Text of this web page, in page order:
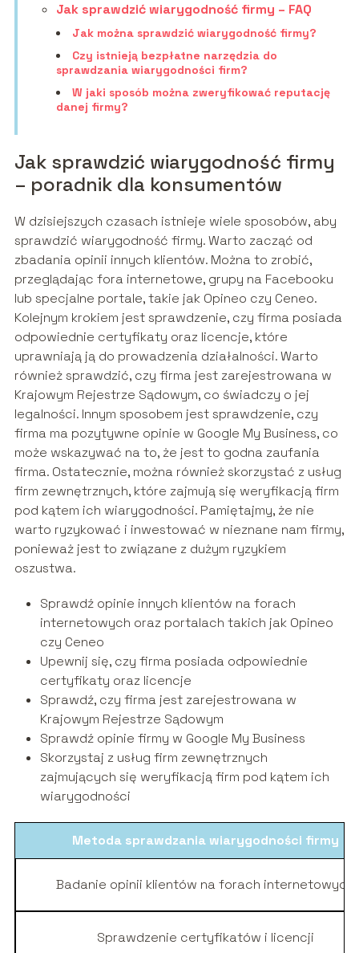
Jak sprawdzić wiarygodność firmy – FAQ
Jak można sprawdzić wiarygodność firmy?
Czy istnieją bezpłatne narzędzia do
sprawdzania wiarygodności firm?
W jaki sposób można zweryfikować reputację
danej firmy?
Jak sprawdzić wiarygodność firmy
– poradnik dla konsumentów
W dzisiejszych czasach istnieje wiele sposobów, aby
sprawdzić wiarygodność firmy. Warto zacząć od
zbadania opinii innych klientów. Można to zrobić,
przeglądając fora internetowe, grupy na Facebooku
lub specjalne portale, takie jak Opineo czy Ceneo.
Kolejnym krokiem jest sprawdzenie, czy firma posiada
odpowiednie certyfikaty oraz licencje, które
uprawniają ją do prowadzenia działalności. Warto
również sprawdzić, czy firma jest zarejestrowana w
Krajowym Rejestrze Sądowym, co świadczy o jej
legalności. Innym sposobem jest sprawdzenie, czy
firma ma pozytywne opinie w Google My Business, co
może wskazywać na to, że jest to godna zaufania
firma. Ostatecznie, można również skorzystać z usług
firm zewnętrznych, które zajmują się weryfikacją firm
pod kątem ich wiarygodności. Pamiętajmy, że nie
warto ryzykować i inwestować w nieznane nam firmy,
ponieważ jest to związane z dużym ryzykiem
oszustwa.
Sprawdź opinie innych klientów na forach
internetowych oraz portalach takich jak Opineo
czy Ceneo
Upewnij się, czy firma posiada odpowiednie
certyfikaty oraz licencje
Sprawdź, czy firma jest zarejestrowana w
Krajowym Rejestrze Sądowym
Sprawdź opinie firmy w Google My Business
Skorzystaj z usług firm zewnętrznych
zajmujących się weryfikacją firm pod kątem ich
wiarygodności
Metoda sprawdzania wiarygodności firmy
Badanie opinii klientów na forach internetowych
Sprawdzenie certyfikatów i licencji